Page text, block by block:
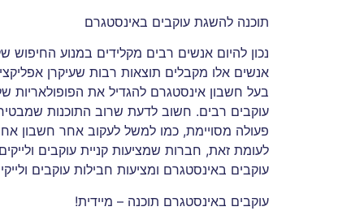
תוכנה להשגת עוקבים באינסטגרם
נכון להיום אנשים רבים מקלידים במנוע
אנשים אלו מקבלים תוצאות רבות שעיקרן
בעל חשבון אינסטגרם להגדיל את הפופולאריות
עוקבים רבים. חשוב לדעת שרוב התוכנות
פעולה מסויימת, כמו למשל לעקוב אחר חשבון
לעומת זאת, חברות שמציעות קניית עוקבים
עוקבים באינסטגרם ומציעות חבילות עוקבים
עוקבים באינסטגרם תוכנה – מיידית!